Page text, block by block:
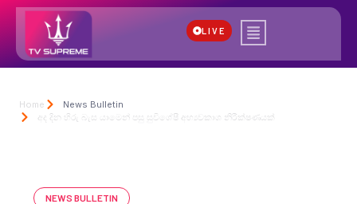
LIVE
Home
News Bulletin
අද දින හිරු බැස යාමෙන් පසු සුවිශේෂී අභ්‍යවකාශ නිරීක්ෂණයක්
NEWS BULLETIN